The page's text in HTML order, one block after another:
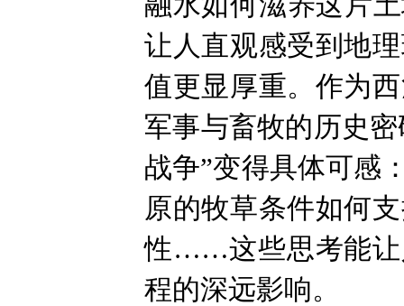
让人直观感受到地
值更显厚重。作为
军事与畜牧的历史
战争”变得具体可感
原的牧草条件如何
性……这些思考能让
程的深远影响。